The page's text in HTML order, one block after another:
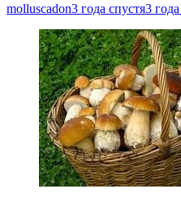
molluscadon3 года спустя3